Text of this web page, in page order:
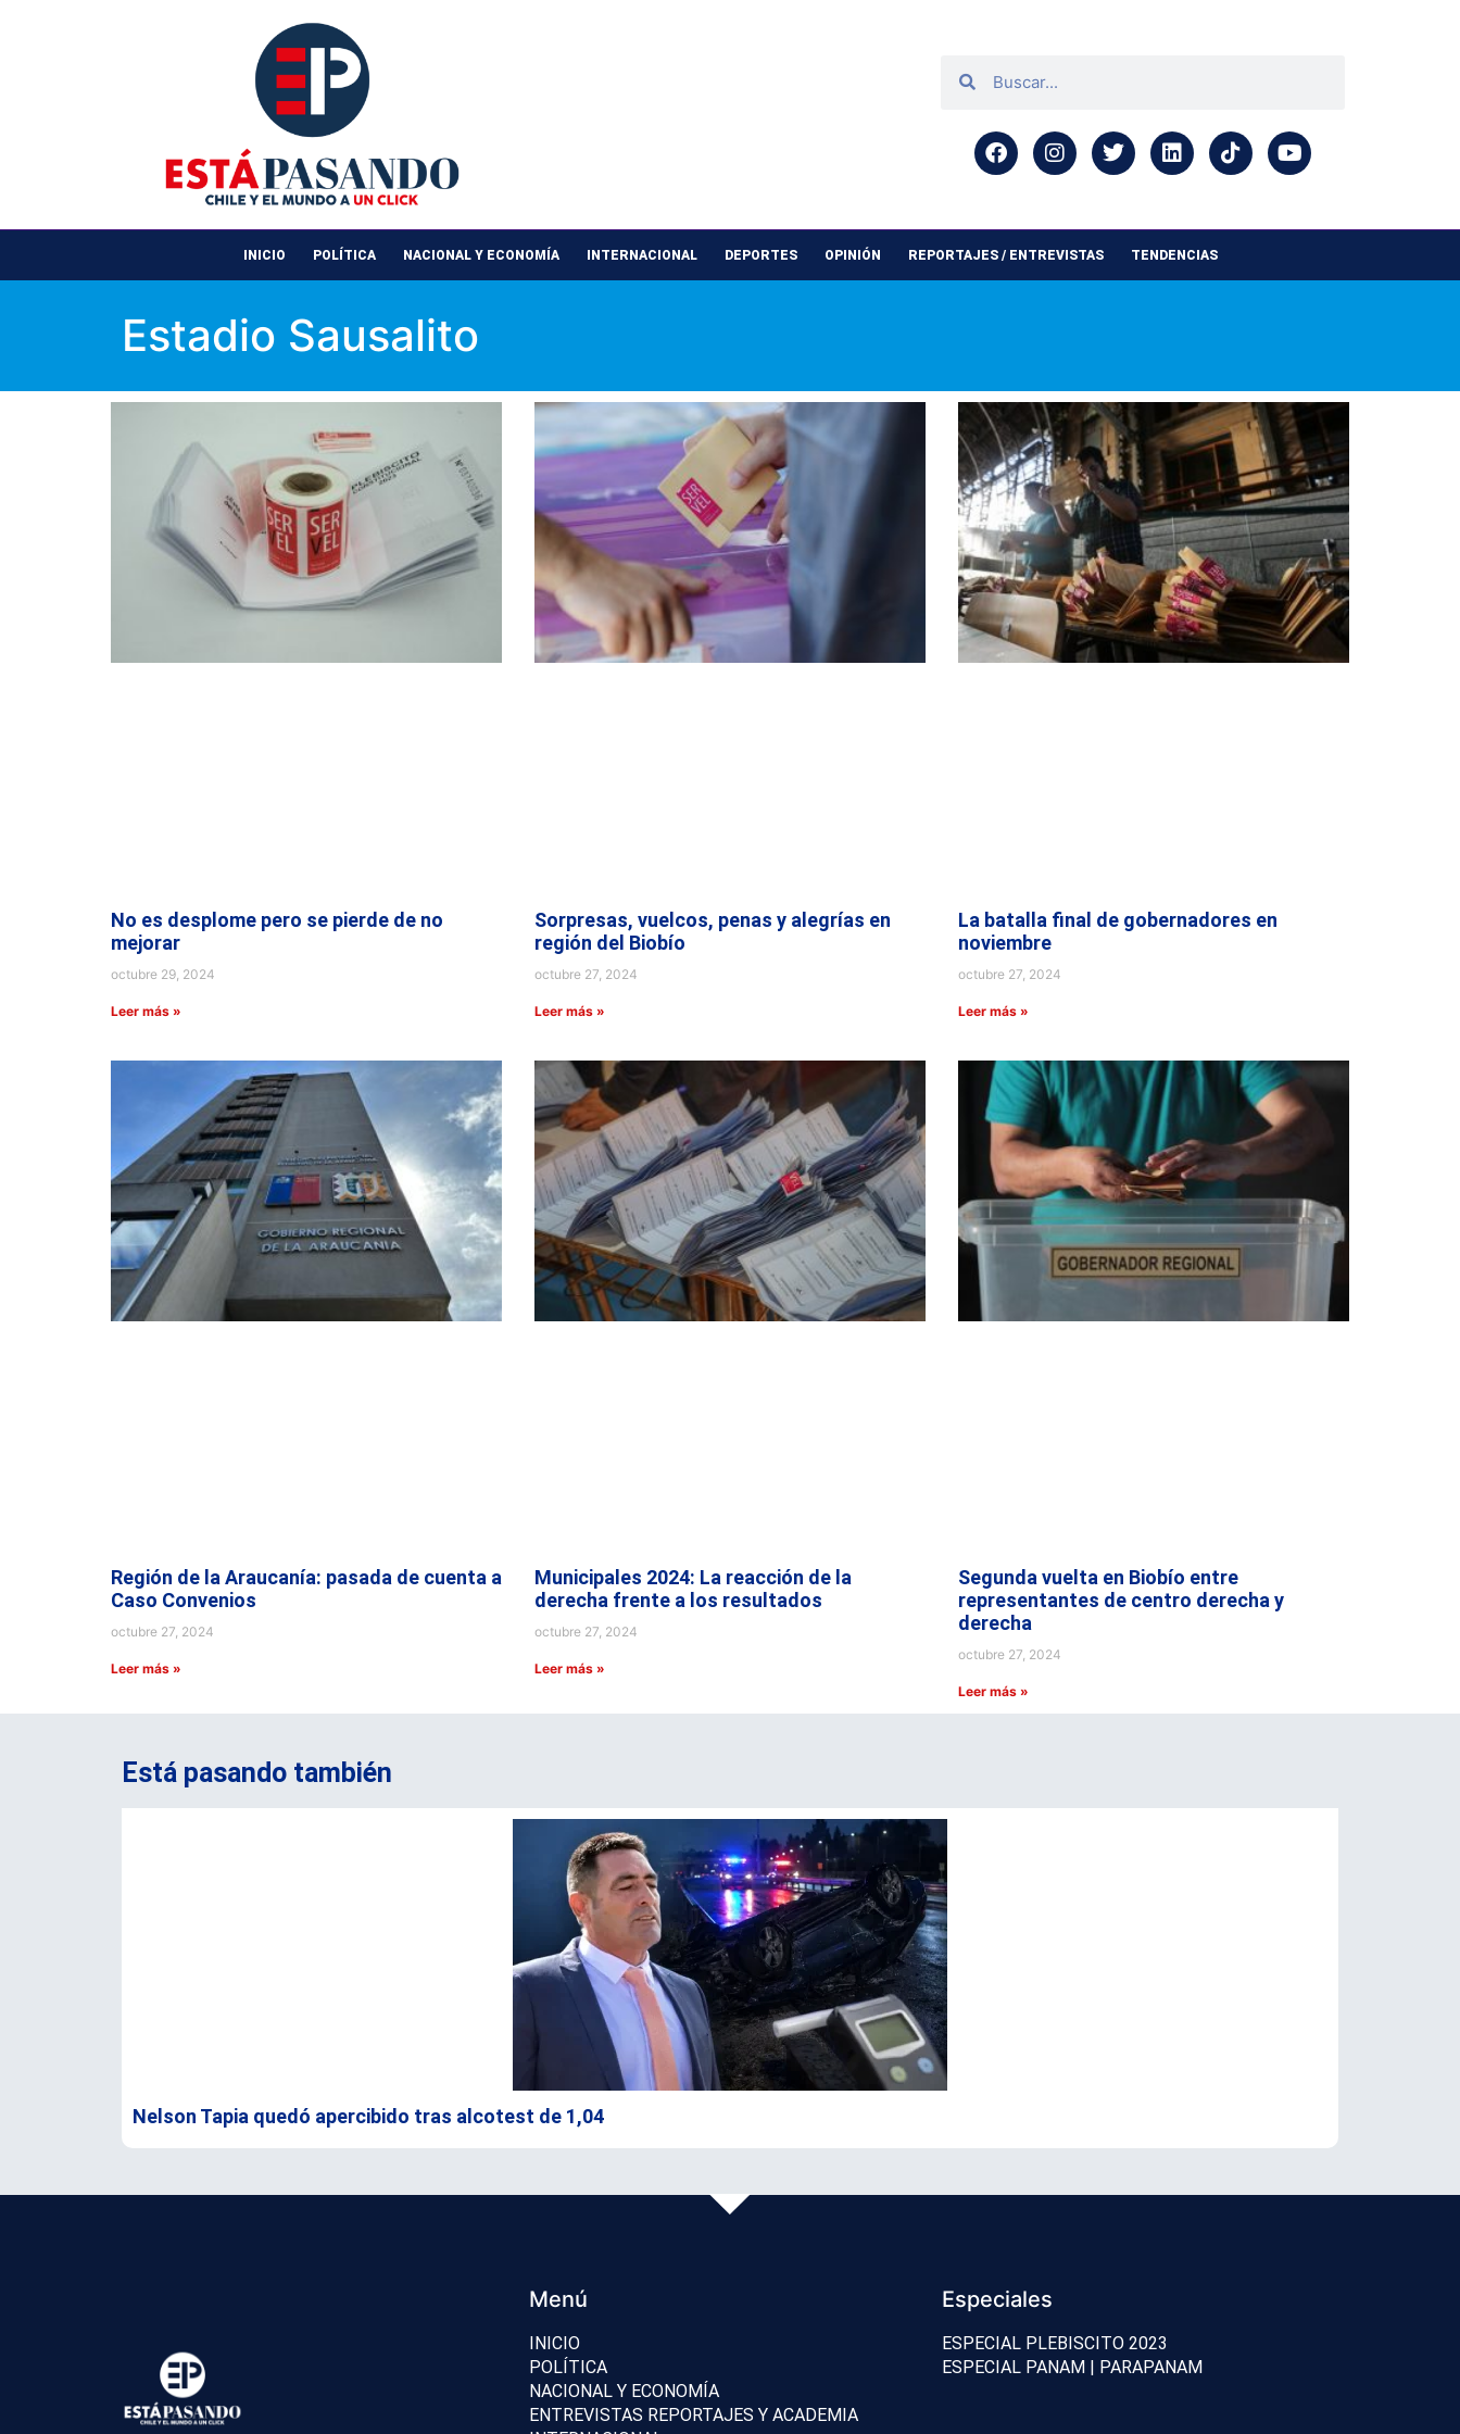
INICIO POLÍTICA NACIONAL Y ECONOMÍA INTERNACIONAL DEPORTES OPINIÓN REPORTAJES / ENTREVISTAS TENDENCIAS
Estadio Sausalito
No es desplome pero se pierde de no
mejorar
octubre 29, 2024
Leer más »
Sorpresas, vuelcos, penas y alegrías en
región del Biobío
octubre 27, 2024
Leer más »
La batalla final de gobernadores en
noviembre
octubre 27, 2024
Leer más »
Región de la Araucanía: pasada de cuenta a
Caso Convenios
octubre 27, 2024
Leer más »
Municipales 2024: La reacción de la
derecha frente a los resultados
octubre 27, 2024
Leer más »
Segunda vuelta en Biobío entre
representantes de centro derecha y
derecha
octubre 27, 2024
Leer más »
Está pasando también
Nelson Tapia quedó apercibido tras alcotest de 1,04
Menú
INICIO
POLÍTICA
NACIONAL Y ECONOMÍA
ENTREVISTAS REPORTAJES Y ACADEMIA
Especiales
ESPECIAL PLEBISCITO 2023
ESPECIAL PANAM | PARAPANAM